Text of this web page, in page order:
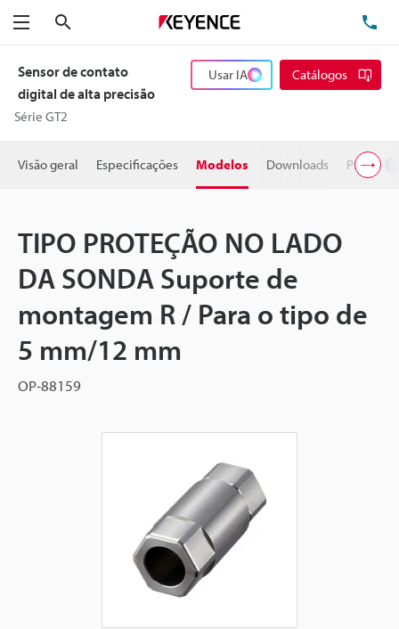
Menu
Sensor de contato
digital de alta precisão
Série GT2
Usar IA Catálogos
Visão geral Especificações Modelos Downloads Preço
TIPO PROTEÇÃO NO LADO
DA SONDA Suporte de
montagem R / Para o tipo de
5 mm/12 mm
OP-88159